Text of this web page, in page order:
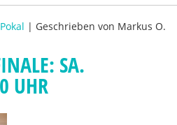
| Geschrieben von Markus O.
SA.
UHR